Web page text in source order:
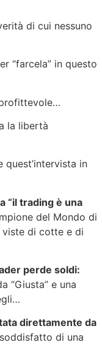
di cui nessuno
“farcela” in questo
la libertà
in
“il trading è una
del Mondo di
viste di cotte e di
perde soldi:
“Giusta” e una
direttamente da
di una